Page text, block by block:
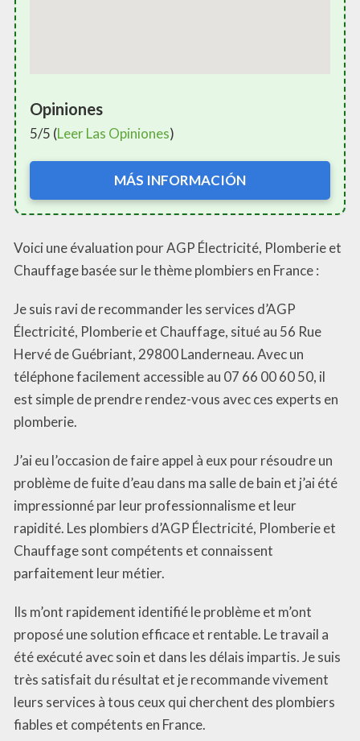
Opiniones
5/5 (Leer Las Opiniones)
MÁS INFORMACIÓN
Voici une évaluation pour AGP Électricité, Plomberie et
Chauffage basée sur le thème plombiers en France :
Je suis ravi de recommander les services d’AGP
Électricité, Plomberie et Chauffage, situé au 56 Rue
Hervé de Guébriant, 29800 Landerneau. Avec un
téléphone facilement accessible au 07 66 00 60 50, il
est simple de prendre rendez-vous avec ces experts en
plomberie.
J’ai eu l’occasion de faire appel à eux pour résoudre un
problème de fuite d’eau dans ma salle de bain et j’ai été
impressionné par leur professionnalisme et leur
rapidité. Les plombiers d’AGP Électricité, Plomberie et
Chauffage sont compétents et connaissent
parfaitement leur métier.
Ils m’ont rapidement identifié le problème et m’ont
proposé une solution efficace et rentable. Le travail a
été exécuté avec soin et dans les délais impartis. Je suis
très satisfait du résultat et je recommande vivement
leurs services à tous ceux qui cherchent des plombiers
fiables et compétents en France.